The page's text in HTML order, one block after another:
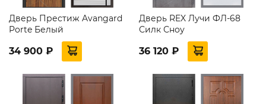
Дверь Престиж Avangard
Porte Белый
34 900 ₽
Дверь REX Лучи ФЛ-68
Силк Сноу
36 120 ₽